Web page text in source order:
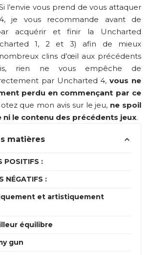
l’envie vous prend de vous attaquer
je vous recommande avant de
acquérir et finir la Uncharted
1, 2 et 3) afin de mieux
clins d’œil aux précédents
rien ne vous empêche de
par Uncharted 4,vous ne
perdu en commençant par ce
que mon avis sur le jeu, ne spoil
ni le contenu des précédents jeux.
matières
POSITIFS :
NÉGATIFS :
et artistiquement
équilibre
gun